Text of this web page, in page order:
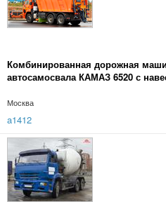
Комбинированная дорожная
автосамосвала КАМАЗ 6520 с
Москва
a1412